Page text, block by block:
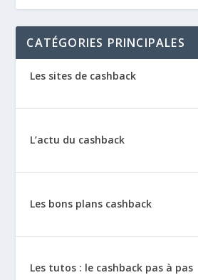
CATÉGORIES PRINCIPALES
Les sites de cashback
L’actu du cashback
Les bons plans cashback
Les tutos : le cashback pas à pas